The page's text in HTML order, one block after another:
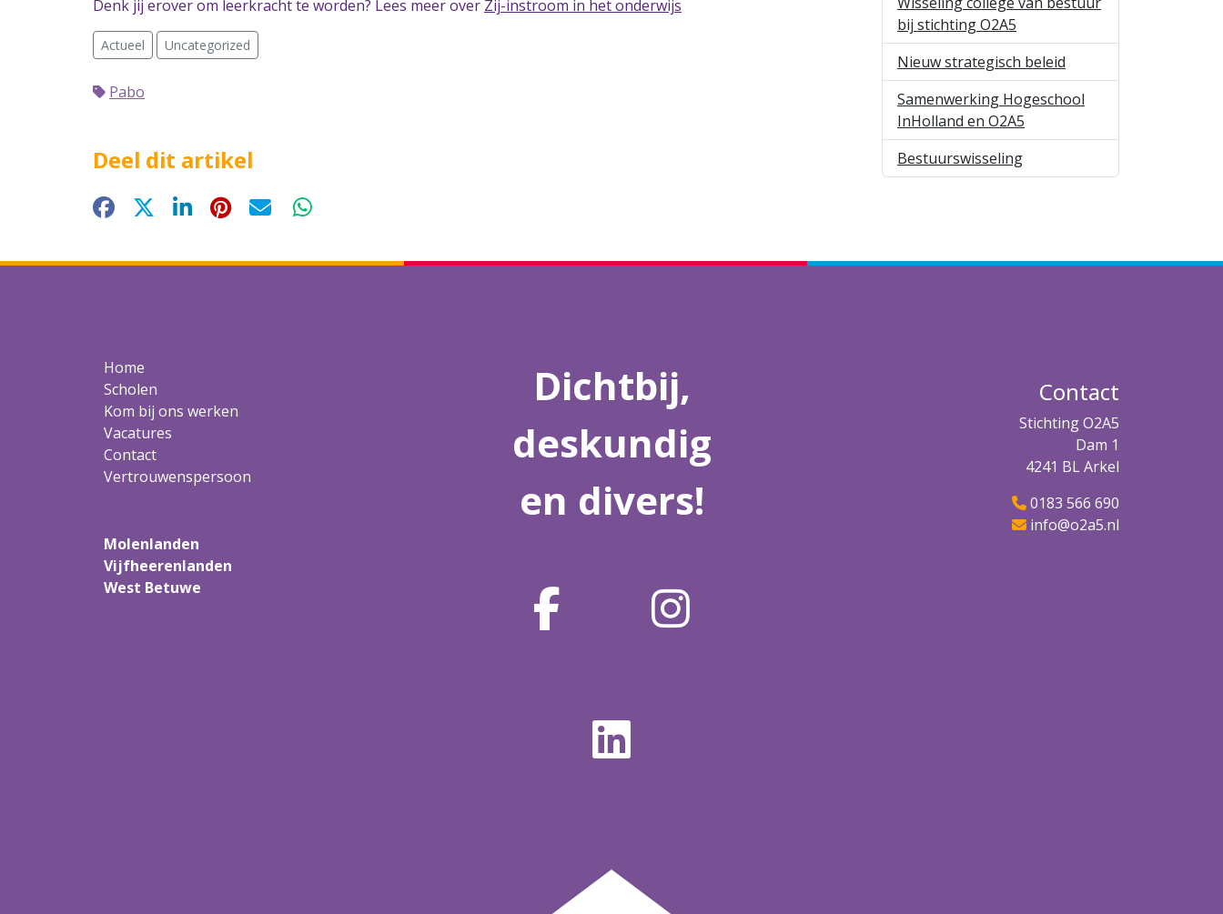
Denk jij erover om leerkracht te worden? Lees meer over Zij-instroom in het onderwijs
Actueel Uncategorized
Pabo
Deel dit artikel
Facebook LinkedInPinterestE-mailWhatsApp
bij stichting O2A5
Nieuw strategisch beleid
Samenwerking Hogeschool
InHolland en O2A5
Bestuurswisseling
Home
Scholen
Kom bij ons werken
Vacatures
Contact
Vertrouwenspersoon
Molenlanden
Vijfheerenlanden
West Betuwe
Dichtbij,
deskundig
en divers!
Contact
Stichting O2A5
Dam 1
4241 BL Arkel
0183 566 690
info@o2a5.nl